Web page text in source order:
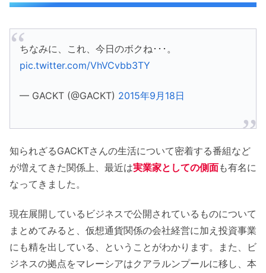
ちなみに、これ、今日のボクね･･･。
pic.twitter.com/VhVCvbb3TY
— GACKT (@GACKT) 2015年9月18日
知られざるGACKTさんの生活について密着する番組など
が増えてきた関係上、最近は実業家としての側面も有名に
なってきました。
現在展開しているビジネスで公開されているものについて
まとめてみると、仮想通貨関係の会社経営に加え投資事業
にも精を出している、ということがわかります。また、ビ
ジネスの拠点をマレーシアはクアラルンプールに移し、本